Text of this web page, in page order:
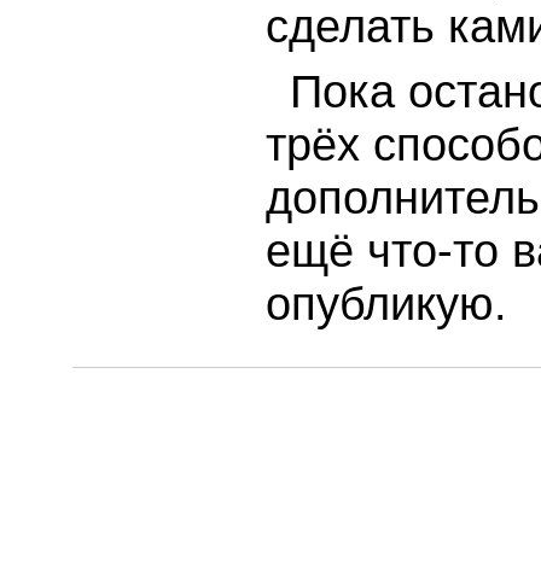
сделать
Пока
трёх
ещё что-то
опубликую.